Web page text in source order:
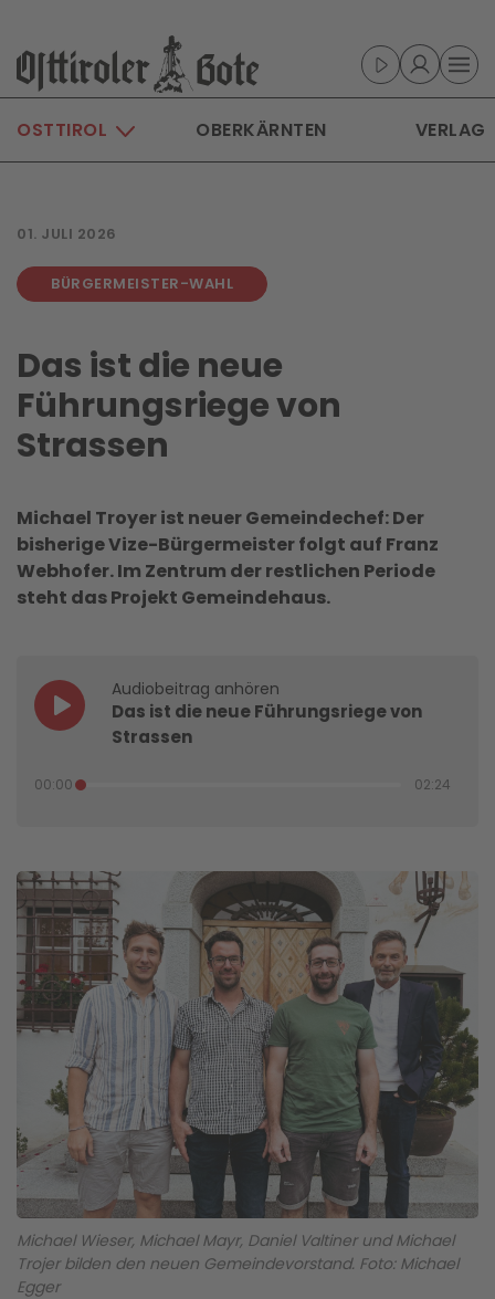
Skip to main content
OSTTIROL OBERKÄRNTEN VERLAG
01. JULI 2026
BÜRGERMEISTER-WAHL
Das ist die neue
Führungsriege von
Strassen
Michael Troyer ist neuer Gemeindechef: Der
bisherige Vize-Bürgermeister folgt auf Franz
Webhofer. Im Zentrum der restlichen Periode
steht das Projekt Gemeindehaus.
Audiobeitrag anhören
Das ist die neue Führungsriege von
Strassen
00:00 02:24
Michael Wieser, Michael Mayr, Daniel Valtiner und Michael
Trojer bilden den neuen Gemeindevorstand. Foto: Michael
Egger